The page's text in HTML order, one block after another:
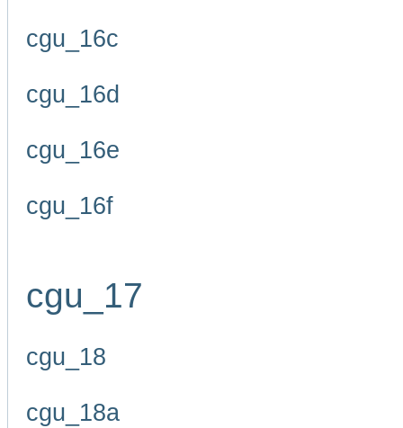
cgu_16c
cgu_16d
cgu_16e
cgu_16f
cgu_17
cgu_18
cgu_18a